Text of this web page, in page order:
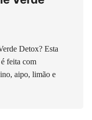
Detox? Esta
feita com
aipo, limão e